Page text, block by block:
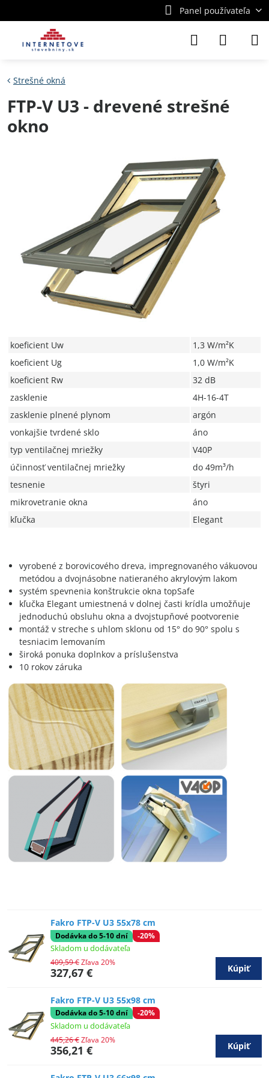
Panel používateľa
Strešné okná
FTP-V U3 - drevené strešné
okno
koeficient Uw
1,3 W/m²K
koeficient Ug
1,0 W/m²K
koeficient Rw
32 dB
zasklenie
4H-16-4T
zasklenie plnené plynom
argón
vonkajšie tvrdené sklo
áno
typ ventilačnej mriežky
V40P
účinnosť ventilačnej mriežky
do 49m³/h
tesnenie
štyri
mikrovetranie okna
áno
kľučka
Elegant
vyrobené z borovicového dreva, impregnovaného vákuovou
metódou a dvojnásobne natieraného akrylovým lakom
systém spevnenia konštrukcie okna topSafe
kľučka Elegant umiestnená v dolnej časti krídla umožňuje
jednoduchú obsluhu okna a dvojstupňové pootvorenie
montáž v streche s uhlom sklonu od 15° do 90° spolu s
tesniacim lemovaním
široká ponuka doplnkov a príslušenstva
10 rokov záruka
Fakro FTP-V U3 55x78 cm
Dodávka do 5-10 dní -20%
Skladom u dodávateľa
327,67 €
409,59 €Zľava 20%
Kúpiť
Fakro FTP-V U3 55x98 cm
Dodávka do 5-10 dní -20%
Skladom u dodávateľa
356,21 €
445,26 €Zľava 20%
Kúpiť